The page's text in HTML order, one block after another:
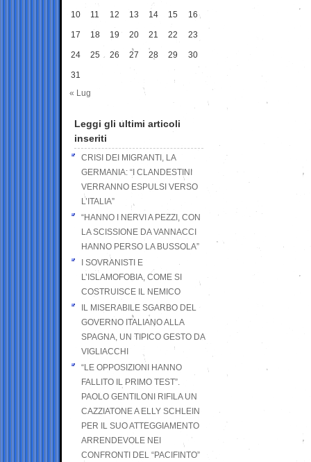
10 11 12 13 14 15 16
17 18 19 20 21 22 23
24 25 26 27 28 29 30
31
« Lug
Leggi gli ultimi articoli
inseriti
CRISI DEI MIGRANTI, LA
GERMANIA: “I CLANDESTINI
VERRANNO ESPULSI VERSO
L’ITALIA”
“HANNO I NERVI A PEZZI, CON
LA SCISSIONE DA VANNACCI
HANNO PERSO LA BUSSOLA”
I SOVRANISTI E
L’ISLAMOFOBIA, COME SI
COSTRUISCE IL NEMICO
IL MISERABILE SGARBO DEL
GOVERNO ITALIANO ALLA
SPAGNA, UN TIPICO GESTO DA
VIGLIACCHI
“LE OPPOSIZIONI HANNO
FALLITO IL PRIMO TEST”.
PAOLO GENTILONI RIFILA UN
CAZZIATONE A ELLY SCHLEIN
PER IL SUO ATTEGGIAMENTO
ARRENDEVOLE NEI
CONFRONTI DEL “PACIFINTO”